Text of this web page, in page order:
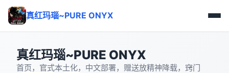
真红玛瑙~PURE ONYX
真红玛瑙~PURE ONYX
首页，官式本土化，中文部署，赠送放精神降载，窍门